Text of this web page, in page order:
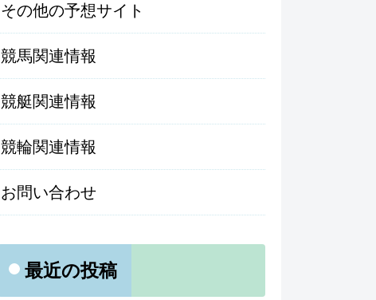
その他の予想サイト
競馬関連情報
競艇関連情報
競輪関連情報
お問い合わせ
最近の投稿